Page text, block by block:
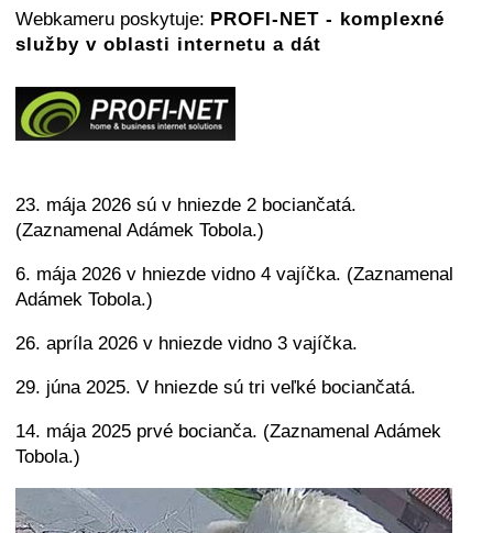
Webkameru poskytuje: PROFI-NET - komplexné
služby v oblasti internetu a dát
23. mája 2026 sú v hniezde 2 bociančatá.
(Zaznamenal Adámek Tobola.)
6. mája 2026 v hniezde vidno 4 vajíčka. (Zaznamenal
Adámek Tobola.)
26. apríla 2026 v hniezde vidno 3 vajíčka.
29. júna 2025. V hniezde sú tri veľké bociančatá.
14. mája 2025 prvé bocianča. (Zaznamenal Adámek
Tobola.)